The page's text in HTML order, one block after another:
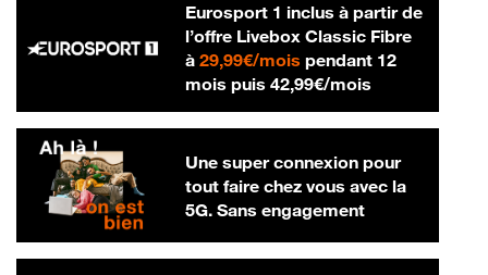
Eurosport 1 inclus à partir de
l’offre Livebox Classic Fibre
à 29,99€/mois29,99 € par mois
pendant 12
mois puis 42,99€/mois42,99 € par
Une super connexion pour
tout faire chez vous avec la
5G. Sans engagement